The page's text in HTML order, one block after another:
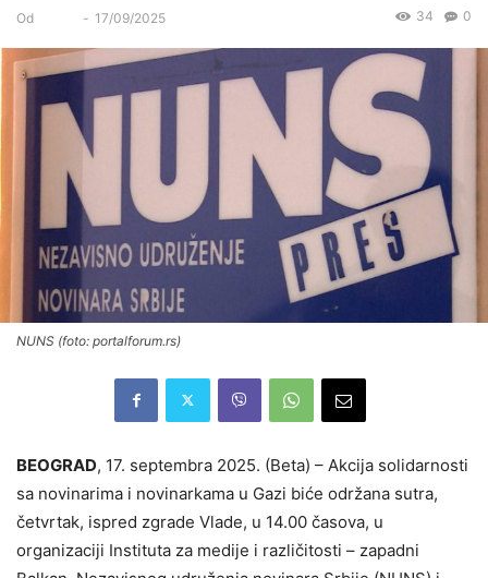
Od - 17/09/2025 0
34
NUNS (foto: portalforum.rs)
BEOGRAD, 17. septembra 2025. (Beta) – Akcija solidarnosti
sa novinarima i novinarkama u Gazi biće održana sutra,
četvrtak, ispred zgrade Vlade, u 14.00 časova, u
organizaciji Instituta za medije i različitosti – zapadni